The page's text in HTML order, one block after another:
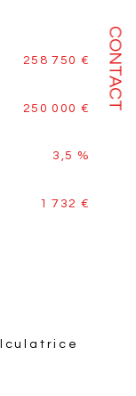
CONTACT
258 750 €
250 000 €
3,5 %
1 732 €